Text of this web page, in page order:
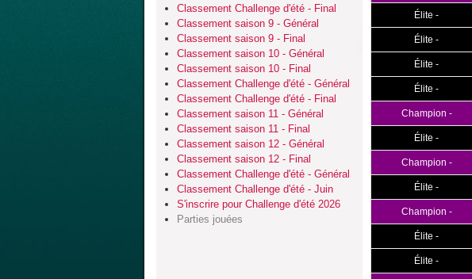
Classement Challenge d'été - Final
Classement saison 9 - Général
Classement saison 9 - Final
Classement saison 10 - Général
Classement saison 10 - Final
Classement Challenge d'été - Général
Classement Challenge d'été - Final
Classement saison 11 - Général
Classement saison 11 - Final
Classement saison 12 - Général
Classement saison 12 - Final
Classement Challenge d'été - Général
Classement Challenge d'été - Juin
S'inscrire pour Challenge d'été 2026
Parties jouées
Élite -
Élite -
Élite -
Élite -
Champion -
Élite -
Champion -
Élite -
Champion -
Élite -
Élite -